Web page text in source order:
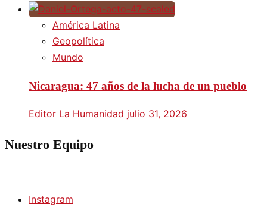
América Latina
Geopolítica
Mundo
Nicaragua: 47 años de la lucha de un pueblo
Editor La Humanidad julio 31, 2026
Nuestro Equipo
Instagram